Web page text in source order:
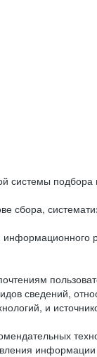
системы подбора
сбора,
сведений,
и